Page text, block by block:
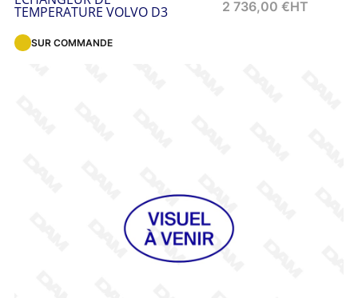
TEMPERATURE VOLVO D3
2 736,00 €HT
SUR COMMANDE